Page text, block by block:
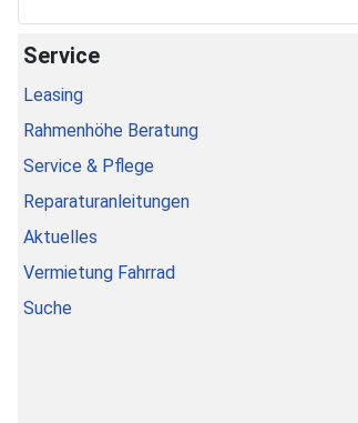
Service
Leasing
Rahmenhöhe Beratung
Service & Pflege
Reparaturanleitungen
Aktuelles
Vermietung Fahrrad
Suche